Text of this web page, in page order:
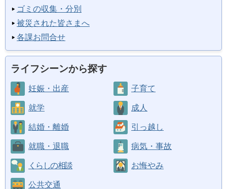
ゴミの収集・分別
被災された皆さまへ
各課お問合せ
ライフシーンから探す
妊娠・出産 子育て
就学 成人
結婚・離婚 引っ越し
就職・退職 病気・事故
くらしの相談 お悔やみ
公共交通